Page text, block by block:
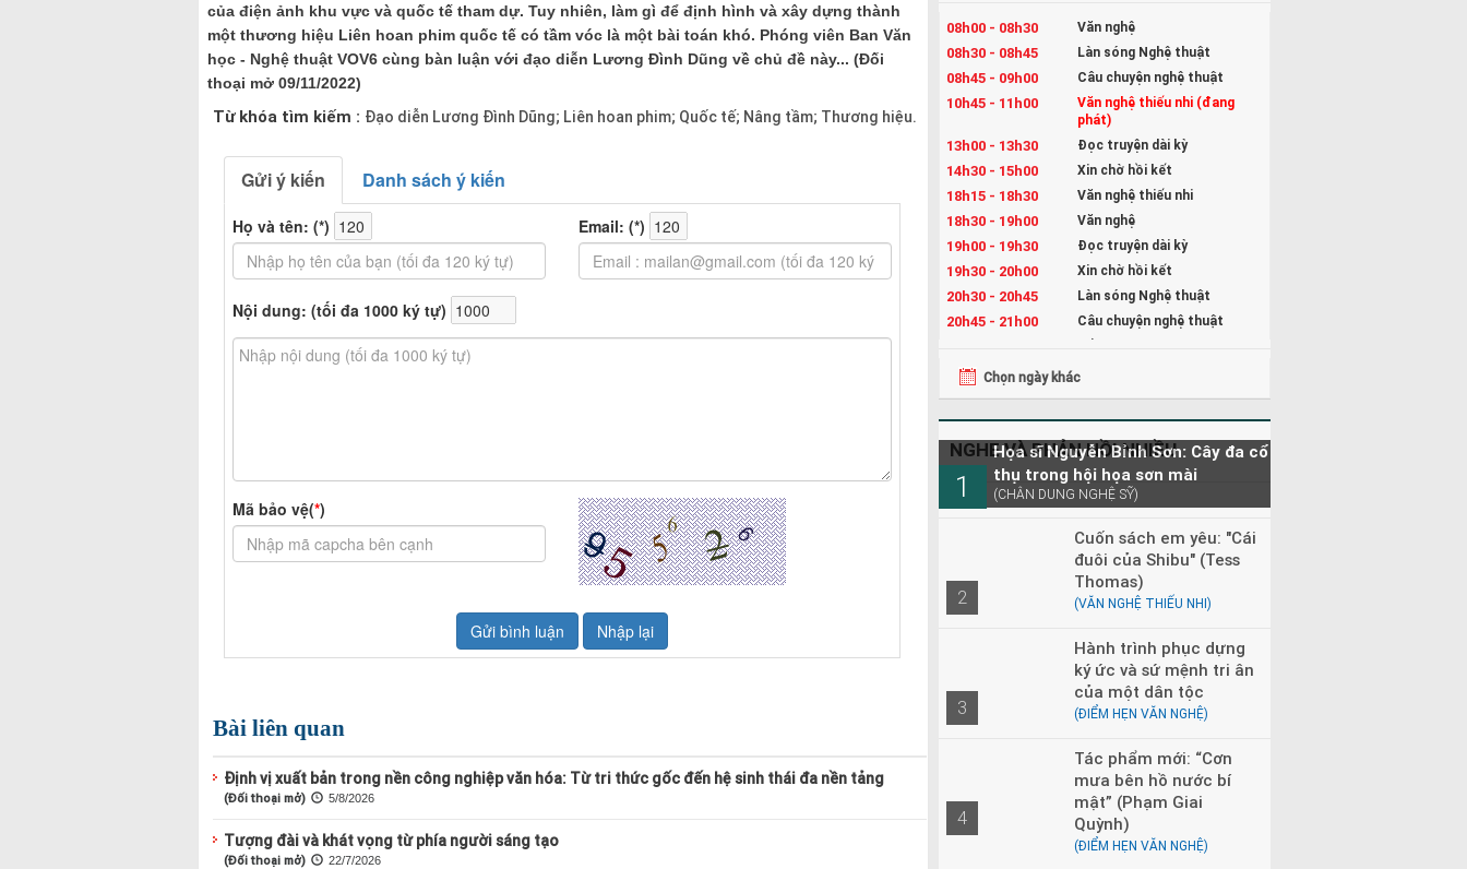
của điện ảnh khu vực và quốc tế tham dự. Tuy nhiên, làm gì để định hình và xây dựng thành
một thương hiệu Liên hoan phim quốc tế có tầm vóc là một bài toán khó. Phóng viên Ban Văn
học - Nghệ thuật VOV6 cùng bàn luận với đạo diễn Lương Đình Dũng về chủ đề này... (Đối
thoại mở 09/11/2022)
Từ khóa tìm kiếm : Đạo diễn Lương Đình Dũng; Liên hoan phim; Quốc tế; Nâng tầm; Thương hiệu.
Bài liên quan
Định vị xuất bản trong nền công nghiệp văn hóa: Từ tri thức gốc đến hệ sinh thái đa nền tảng
(Đối thoại mở) 5/8/2026
Tượng đài và khát vọng từ phía người sáng tạo
(Đối thoại mở) 22/7/2026
08h00 - 08h30 Văn nghệ
08h30 - 08h45 Làn sóng Nghệ thuật
08h45 - 09h00 Câu chuyện nghệ thuật
10h45 - 11h00
Văn nghệ thiếu nhi (đang
phát)
13h00 - 13h30 Đọc truyện dài kỳ
14h30 - 15h00 Xin chờ hồi kết
18h15 - 18h30 Văn nghệ thiếu nhi
18h30 - 19h00 Văn nghệ
19h00 - 19h30 Đọc truyện dài kỳ
19h30 - 20h00 Xin chờ hồi kết
20h30 - 20h45 Làn sóng Nghệ thuật
20h45 - 21h00 Câu chuyện nghệ thuật
22h30 - 23h00 Đọc truyện đêm khuya
Chọn ngày khác
NGHE VÀ PHẢN HỒI NHIỀU
1
Họa sĩ Nguyễn Bỉnh Sơn: Cây đa cổ
thụ trong hội họa sơn mài
(CHÂN DUNG NGHỆ SỸ)
2
Cuốn sách em yêu: "Cái
đuôi của Shibu" (Tess
Thomas)
(VĂN NGHỆ THIẾU NHI)
3
Hành trình phục dựng
ký ức và sứ mệnh tri ân
của một dân tộc
(ĐIỂM HẸN VĂN NGHỆ)
4
Tác phẩm mới: “Cơn
mưa bên hồ nước bí
mật” (Phạm Giai
Quỳnh)
(ĐIỂM HẸN VĂN NGHỆ)